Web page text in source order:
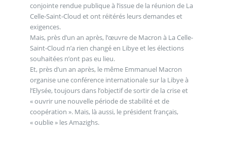
conjointe rendue publique à l’issue de la réunion de La
Celle-Saint-Cloud et ont réitérés leurs demandes et
exigences.
Mais, près d’un an après, l’œuvre de Macron à La Celle-
Saint-Cloud n’a rien changé en Libye et les élections
souhaitées n’ont pas eu lieu.
Et, près d’un an après, le même Emmanuel Macron
organise une conférence internationale sur la Libye à
l’Elysée, toujours dans l’objectif de sortir de la crise et
« ouvrir une nouvelle période de stabilité et de
coopération ». Mais, là aussi, le président français,
« oublie » les Amazighs.